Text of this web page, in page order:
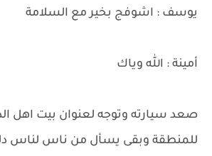
يوسف : اشوفج بخير مع السلامة
أمينة : الله وياك
صعد سيارته وتوجه لعنوان بيت اهل
للمنطقة وبقى يسأل من ناس لناس